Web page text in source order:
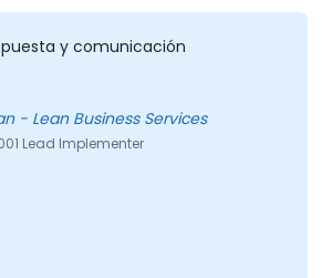
y comunicación
- Lean Business Services
Lead Implementer